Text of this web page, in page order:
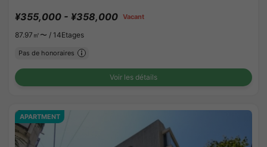
¥355,000 - ¥358,000 Vacant
87.97㎡〜 / 14Etages
Pas de honoraires
Voir les détails
APARTMENT